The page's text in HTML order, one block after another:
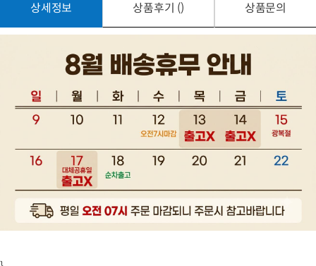
상세정보 상품후기 () 상품문의